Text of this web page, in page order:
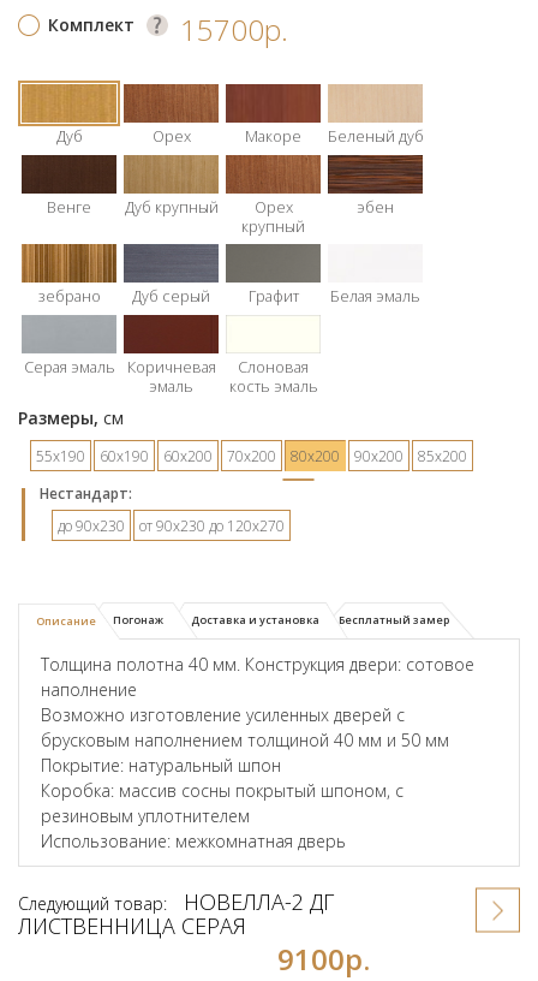
Комплект 15700р.
Дуб Орех Макоре Беленый дуб
Венге Дуб крупный
Орех
крупный
эбен
зебрано Дуб серый Графит Белая эмаль
Серая эмаль
Коричневая
эмаль
Слоновая
кость эмаль
Размеры, см
55х190 60х190 60х200 70х200 80х200 90х200
85х200
Hестандарт:
до 90х230
от 90х230 до 120х270
Описание Погонаж Доставка и установка Бесплатный замер
Толщина полотна 40 мм. Конструкция двери: сотовое
наполнение
Возможно изготовление усиленных дверей с
брусковым наполнением толщиной 40 мм и 50 мм
Покрытие: натуральный шпон
Коробка: массив сосны покрытый шпоном, с
резиновым уплотнителем
Использование: межкомнатная дверь
Следующий товар:
НОВЕЛЛА-2 ДГ
ЛИСТВЕННИЦА СЕРАЯ
9100р.